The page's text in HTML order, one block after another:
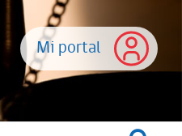
Mi portal